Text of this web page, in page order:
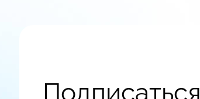
Подписаться